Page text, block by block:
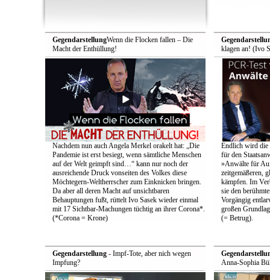
GegendarstellungWenn die Flocken fallen – Die
Macht der Enthüllung!
Nachdem nun auch Angela Merkel orakelt hat: „Die
Pandemie ist erst besiegt, wenn sämtliche Menschen
auf der Welt geimpft sind…“ kann nur noch der
ausreichende Druck vonseiten des Volkes diese
Möchtegern-Weltherrscher zum Einknicken bringen.
Da aber all deren Macht auf unsichtbaren
Behauptungen fußt, rüttelt Ivo Sasek wieder einmal
mit 17 Sichtbar-Machungen tüchtig an ihrer Corona*.
(*Corona = Krone)
klagen an! (Ivo
Endlich wird die
für den
»Anwälte für
zeitgemäßeren,
kämpfen. Im
sie den
Vorgängig
großen
(= Betrug).
Gegendarstellung- Impf-Tote, aber nich wegen
Impfung?
Anna-Sophia